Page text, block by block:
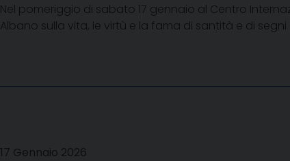
Nel pomeriggio di sabato 17 gennaio al Centro
Albano sulla vita, le virtù e la fama di santità e di
17 Gennaio 2026